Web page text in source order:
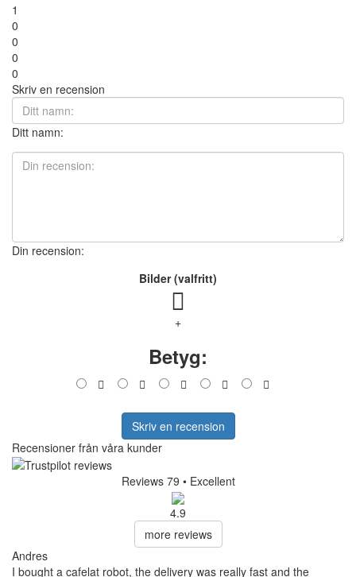
1
0
0
0
0
Skriv en recension
Ditt namn:
Din recension:
Bilder (valfritt)
+
Betyg:
Skriv en recension
Recensioner från våra kunder
Reviews 79 • Excellent
4.9
more reviews
Andres
I bought a cafelat robot, the delivery was really fast and the